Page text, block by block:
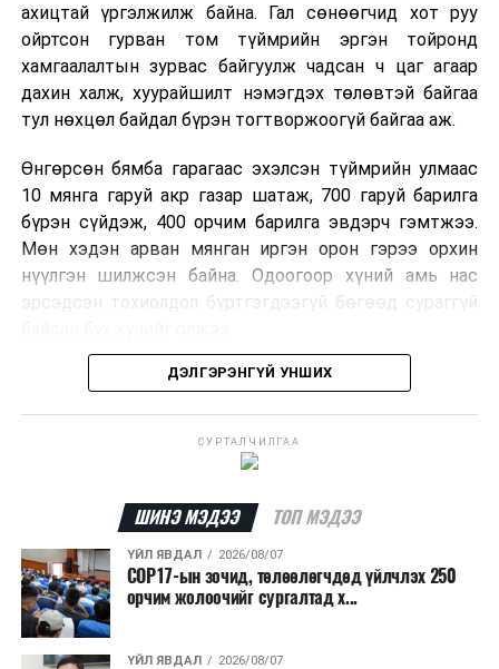
ахицтай үргэлжилж байна. Гал сөнөөгчид хот руу
ойртсон гурван том түймрийн эргэн тойронд
хамгаалалтын зурвас байгуулж чадсан ч цаг агаар
дахин халж, хуурайшилт нэмэгдэх төлөвтэй байгаа
тул нөхцөл байдал бүрэн тогтворжоогүй байгаа аж.
Өнгөрсөн бямба гарагаас эхэлсэн түймрийн улмаас
10 мянга гаруй акр газар шатаж, 700 гаруй барилга
бүрэн сүйдэж, 400 орчим барилга эвдэрч гэмтжээ.
Мөн хэдэн арван мянган иргэн орон гэрээ орхин
нүүлгэн шилжсэн байна. Одоогоор хүний амь нас
эрсэдсэн тохиолдол бүртгэгдээгүй бөгөөд сураггүй
Албаныхны мэдээлснээр түймрийн нэг голомтыг
шатаасан гэх үндэслэлээр эрүүгийн хэрэг үүсгэн
шалтгааныг үргэлжлүүлэн тогтоож байгаа бөгөөд
аянгын улмаас үүсээгүй гэж үзэж байгаа аж.
Одоогоор АНУ даяар 13 мужид 90 гаруй томоохон ой,
хээрийн түймэр идэвхтэй үргэлжилж байгаагийн
талаас илүү нь Орегон болон Вашингтон мужид
ДЭЛГЭРЭНГҮЙ УНШИХ
СУРТАЛЧИЛГАА
ШИНЭ МЭДЭЭ ТОП МЭДЭЭ
ҮЙЛ ЯВДАЛ 2026/08/07
COP17-ын зочид, төлөөлөгчдөд үйлчлэх 250
орчим жолоочийг сургалтад х...
ҮЙЛ ЯВДАЛ 2026/08/07